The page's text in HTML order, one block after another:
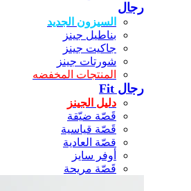
رجال
السيزون الجديد
بناطيل جينز
جاكيت جينز
شورتات جينز
المنتجات المخفضه
رجال Fit
دليل الجينز
قَصّة ضيّقة
قَصّة قياسية
قصّة العادية
أوفر سايز
قَصّة مريحة